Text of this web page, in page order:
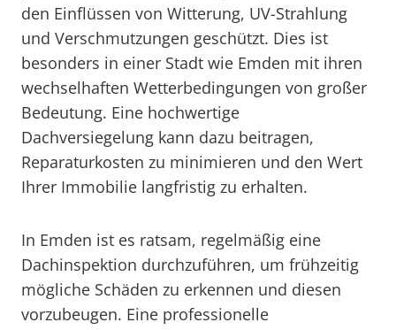
den Einflüssen von Witterung, UV-Strahlung
und Verschmutzungen geschützt. Dies ist
besonders in einer Stadt wie Emden mit ihren
wechselhaften Wetterbedingungen von großer
Bedeutung. Eine hochwertige
Dachversiegelung kann dazu beitragen,
Reparaturkosten zu minimieren und den Wert
Ihrer Immobilie langfristig zu erhalten.
In Emden ist es ratsam, regelmäßig eine
Dachinspektion durchzuführen, um frühzeitig
mögliche Schäden zu erkennen und diesen
vorzubeugen. Eine professionelle